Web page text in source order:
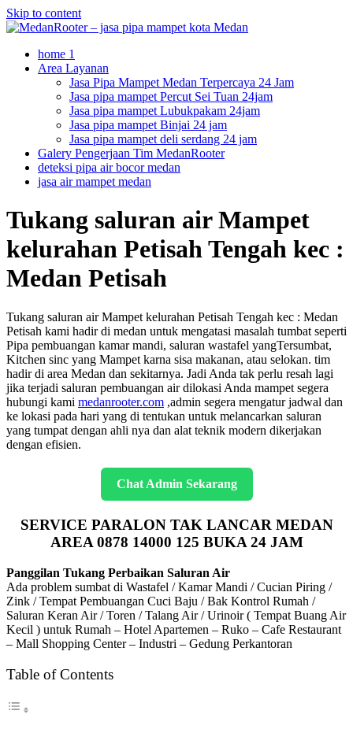
Skip to content
home 1
Area Layanan
Jasa Pipa Mampet Medan Terpercaya 24 Jam
Jasa pipa mampet Percut Sei Tuan 24jam
Jasa pipa mampet Lubukpakam 24jam
Jasa pipa mampet Binjai 24 jam
Jasa pipa mampet deli serdang 24 jam
Galery Pengerjaan Tim MedanRooter
deteksi pipa air bocor medan
jasa air mampet medan
Tukang saluran air Mampet
kelurahan Petisah Tengah kec :
Medan Petisah
Tukang saluran air Mampet kelurahan Petisah Tengah kec : Medan
Petisah kami hadir di medan untuk mengatasi masalah tumbat seperti
Pipa pembuangan kamar mandi, saluran wastafel yangTersumbat,
Kitchen sinc yang Mampet karna sisa makanan, atau selokan. tim
hadir di area Medan dan sekitarnya. Jadi Anda tak perlu resah lagi
jika terjadi saluran pembuangan air dilokasi Anda mampet segera
hubungi kami medanrooter.com ,admin segera mengatur jadwal dan
ke lokasi pada hari yang di tentukan untuk melancarkan saluran
yang tumpat dengan ahli nya dan alat teknik modern dikerjakan
dengan efisien.
Chat Admin Sekarang
SERVICE PARALON TAK LANCAR MEDAN
AREA 0878 14000 125 BUKA 24 JAM
Panggilan Tukang Perbaikan Saluran Air
Ada problem sumbat di Wastafel / Kamar Mandi / Cucian Piring /
Zink / Tempat Pembuangan Cuci Baju / Bak Kontrol Rumah /
Saluran Keran Air / Toren / Talang Air / Urinoir ( Tempat Buang Air
Kecil ) untuk Rumah – Hotel Apartemen – Ruko – Cafe Restaurant
– Mall Shopping Center – Industri – Gedung Perkantoran
Table of Contents